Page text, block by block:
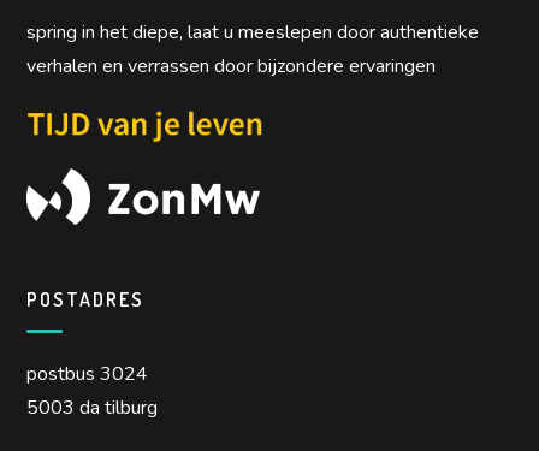
spring in het diepe, laat u meeslepen door authentieke
verhalen en verrassen door bijzondere ervaringen
POSTADRES
postbus 3024
5003 da tilburg